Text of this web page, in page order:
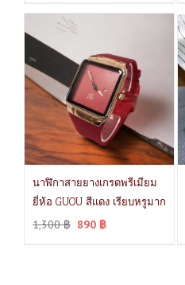
นาฬิกาสายยางเกรดพรีเมียม
ยี่ห้อ GUOU สีแดง เรียบหรูมาก
1,300฿ 890 ฿